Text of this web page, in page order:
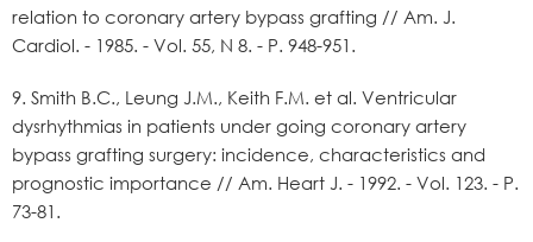
relation to coronary artery bypass grafting // Am. J.
Cardiol. - 1985. - Vol. 55, N 8. - P. 948-951.
9. Smith B.C., Leung J.M., Keith F.M. et al. Ventricular
dysrhythmias in patients under going coronary artery
bypass grafting surgery: incidence, characteristics and
prognostic importance // Am. Heart J. - 1992. - Vol. 123. - P.
73-81.